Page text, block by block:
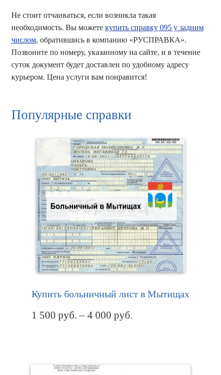
Не стоит отчаиваться, если возникла такая
необходимость. Вы можете купить справку 095 у задним
числом, обратившись в компанию «РУСПРАВКА».
Позвоните по номеру, указанному на сайте, и в течение
суток документ будет доставлен по удобному адресу
курьером. Цена услуги вам понравится!
Популярные справки
Купить больничный лист в Мытищах
1 500 руб. – 4 000 руб.